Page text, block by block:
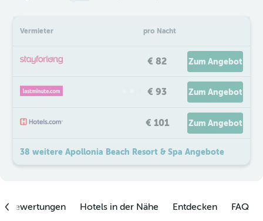
Vermieter pro Nacht
€ 82 Zum Angebot
€ 93 Zum Angebot
€ 101 Zum Angebot
38 weitere Apollonia Beach Resort & Spa Angebote
Hotels in der Nähe Entdecken FAQ